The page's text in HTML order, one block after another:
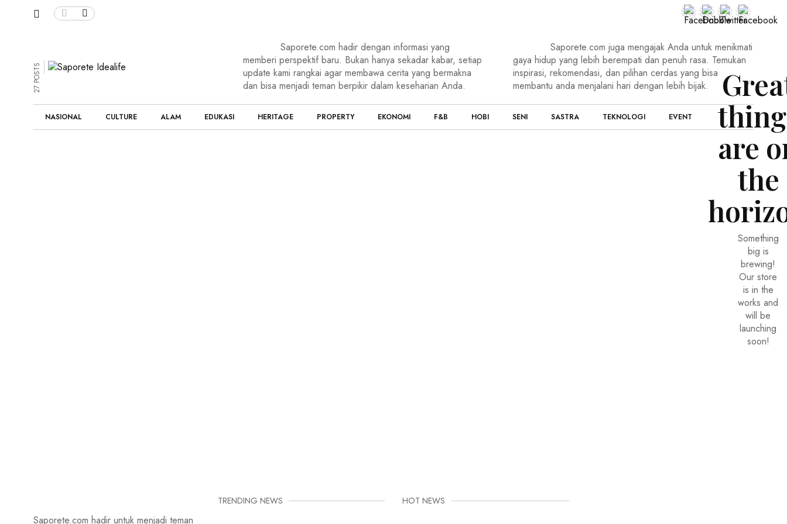
27 POSTS
Saporete.com hadir dengan informasi yang
memberi perspektif baru. Bukan hanya sekadar kabar, setiap
update kami rangkai agar membawa cerita yang bermakna
dan bisa menjadi teman berpikir dalam keseharian Anda.
Saporete.com juga mengajak Anda untuk menikmati
gaya hidup yang lebih berempati dan penuh rasa. Temukan
inspirasi, rekomendasi, dan pilihan cerdas yang bisa
membantu anda menjalani hari dengan lebih bijak.
NASIONAL CULTURE ALAM EDUKASI HERITAGE PROPERTY EKONOMI F&B HOBI SENI SASTRA TEKNOLOGI EVENT
are
the
Something
big is
brewing!
Our store
is in the
works and
will be
launching
soon!
Saporete.com hadir untuk menjadi teman
TRENDING NEWS HOT NEWS